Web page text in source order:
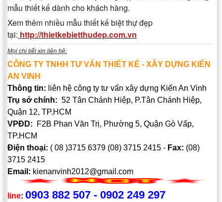
mẫu thiết kế dành cho khách hàng.
Xem thêm nhiều mẫu thiết kế biệt thự đẹp
tại: http://thietkebietthudep.com.vn
Mọi chi tiết xin liên hệ:
CÔNG TY TNHH TƯ VẤN THIẾT KẾ - XÂY DỰNG KIẾN
AN VINH
Thông tin: liên hệ công ty tư vấn xây dựng Kiến An Vinh
Trụ sở chính: 52 Tân Chánh Hiệp, P.Tân Chánh Hiệp,
Quận 12, TP.HCM
VPĐD:
F2B Phan Văn Trị, Phường 5, Quận Gò Vấp,
TP.HCM
Điện thoại: ( 08 )3715 6379 (08) 3715 2415 - Fax: (08)
3715 2415
Email: kienanvinh2012@gmail.com
line: 0903 882 507 - 0902 249 297